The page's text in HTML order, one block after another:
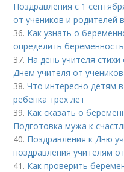
Поздравления с 1
от учеников и родителей
36. Как узнать о
определить
37. На день учителя
Днем учителя от учеников
38.Что интересно детям
ребенка трех лет
39. Как сказать о
Подготовка мужа к
40. Поздравления к Дню
поздравления учителям
41. Как проверить